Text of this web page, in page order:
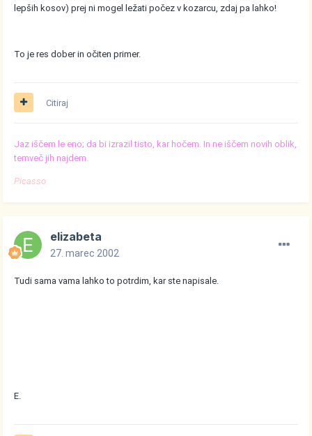
lepših kosov) prej ni mogel ležati počez v kozarcu, zdaj pa lahko!
To je res dober in očiten primer.
Citiraj
Jaz iščem le eno; da bi izrazil tisto, kar hočem. In ne iščem novih oblik,
temveč jih najdem.
Picasso
elizabeta
27. marec 2002
Tudi sama vama lahko to potrdim, kar ste napisale.
E.